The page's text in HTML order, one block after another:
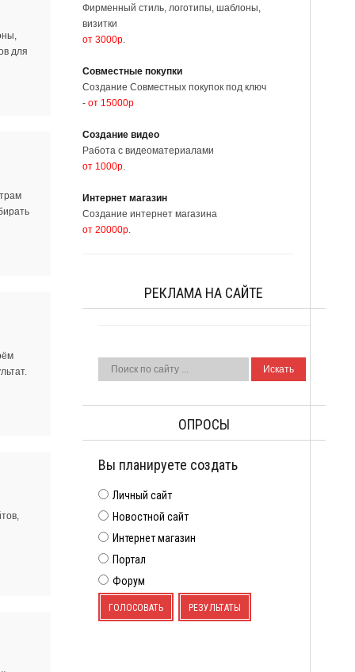
для
Фирменный стиль, логотипы, шаблоны,
визитки
от 3000р.
Совместные покупки
Создание Совместных покупок под ключ
- от 15000р
Создание видео
Работа с видеоматериалами
от 1000р.
Интернет магазин
Создание интернет магазина
от 20000р.
РЕКЛАМА НА САЙТЕ
ОПРОСЫ
Вы планируете создать
Личный сайт
Новостной сайт
Интернет магазин
Портал
Форум
ГОЛОСОВАТЬ РЕЗУЛЬТАТЫ